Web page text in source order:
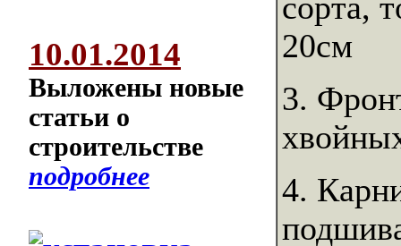
10.01.2014
Выложены новые
статьи о
строительстве
подробнее
сорта,
20см
3.
4.